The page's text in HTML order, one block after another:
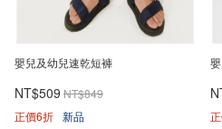
嬰兒及幼兒速乾短褲
NT$509 NT$849
正價6折 新品